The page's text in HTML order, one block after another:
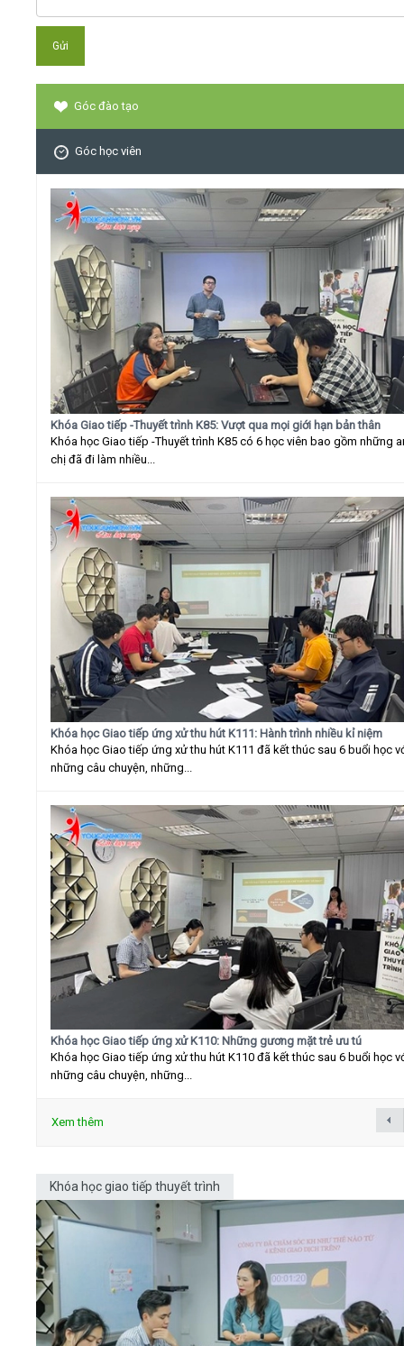
Góc đào tạo
Góc học viên
Khóa Giao tiếp -Thuyết trình K85: Vượt qua mọi giới hạn bản thân
Khóa học Giao tiếp -Thuyết trình K85 có 6 học viên bao gồm những
chị đã đi làm nhiều...
Khóa học Giao tiếp ứng xử thu hút K111: Hành trình nhiều kỉ niệm
Khóa học Giao tiếp ứng xử thu hút K111 đã kết thúc sau 6 buổi học
những câu chuyện, những...
Khóa học Giao tiếp ứng xử K110: Những gương mặt trẻ ưu tú
Khóa học Giao tiếp ứng xử thu hút K110 đã kết thúc sau 6 buổi học
những câu chuyện, những...
Xem thêm
Khóa học giao tiếp thuyết trình